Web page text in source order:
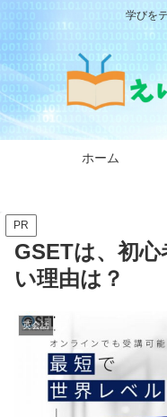
学びを
ホーム
PR
GSETは、初
い理由は？
英会話